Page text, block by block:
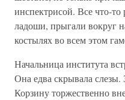
инспектрисой. Все что-
ладоши, прыгали вокруг
костылях во всем этом
Начальница института
Она едва скрывала
Корзину торжественно